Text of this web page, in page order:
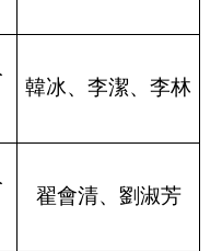
韓冰、李潔、李林
翟會清、劉淑芳